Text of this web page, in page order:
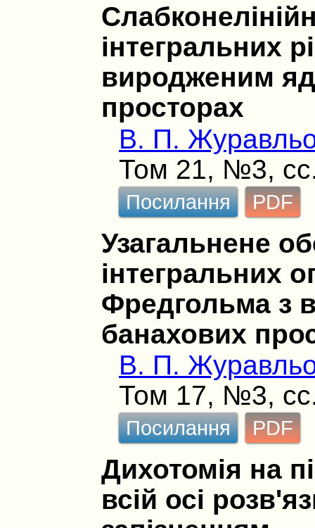
інтегральних
виродженим
просторах
В. П.
Том 21, №3,
Посилання PDF
Узагальнене
інтегральних
Фредгольма з
банахових
В. П.
Том 17, №3,
Посилання PDF
Дихотомія на
всій осі